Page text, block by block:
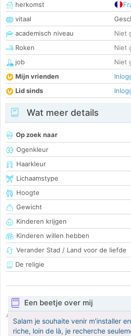
herkomst
vitaal
academisch niveau
Niet
Roken
Niet
job
Niet
Mijn vrienden
Lid sinds
Wat meer details
Op zoek naar
Ogenkleur
Haarkleur
Lichaamstype
Hoogte
Gewicht
Kinderen krijgen
Kinderen willen hebben
Verander Stad / Land voor de liefde
De religie
Een beetje over mij
Salam je souhaite venir m'installer
riche, loin de là, je recherche